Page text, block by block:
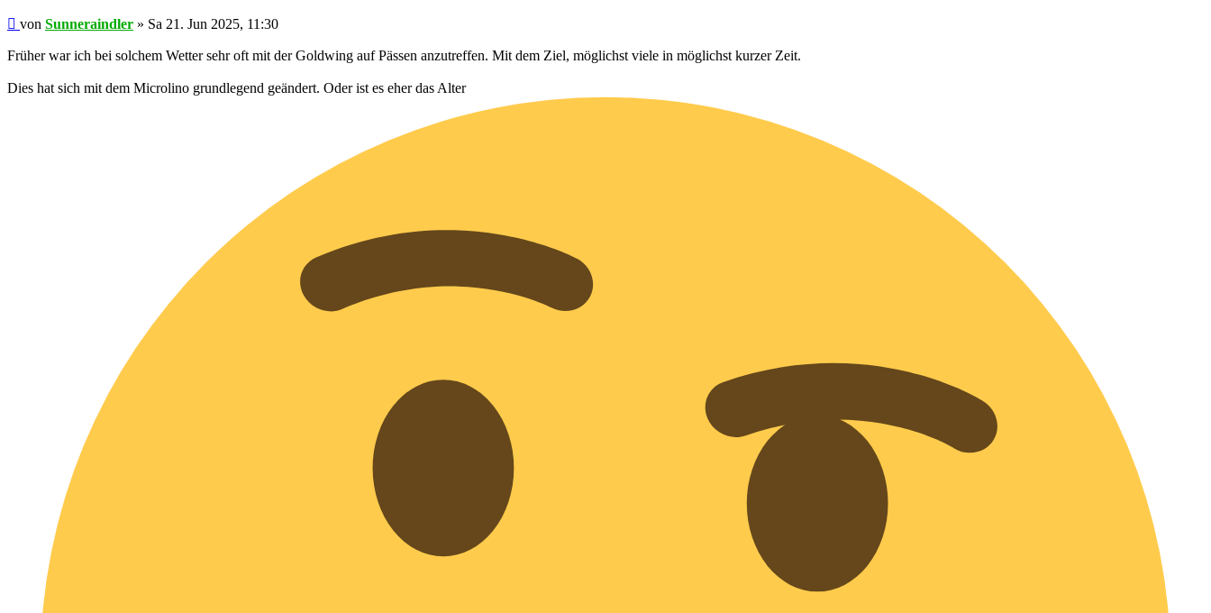
Beitrag
von Sunneraindler » Sa 21. Jun 2025, 11:30
Früher war ich bei solchem Wetter sehr oft mit der Goldwing auf Pässen anzutreffen. Mit dem Ziel, möglichst viele in möglichst kurzer Zeit.
Dies hat sich mit dem Microlino grundlegend geändert. Oder ist es eher das Alter